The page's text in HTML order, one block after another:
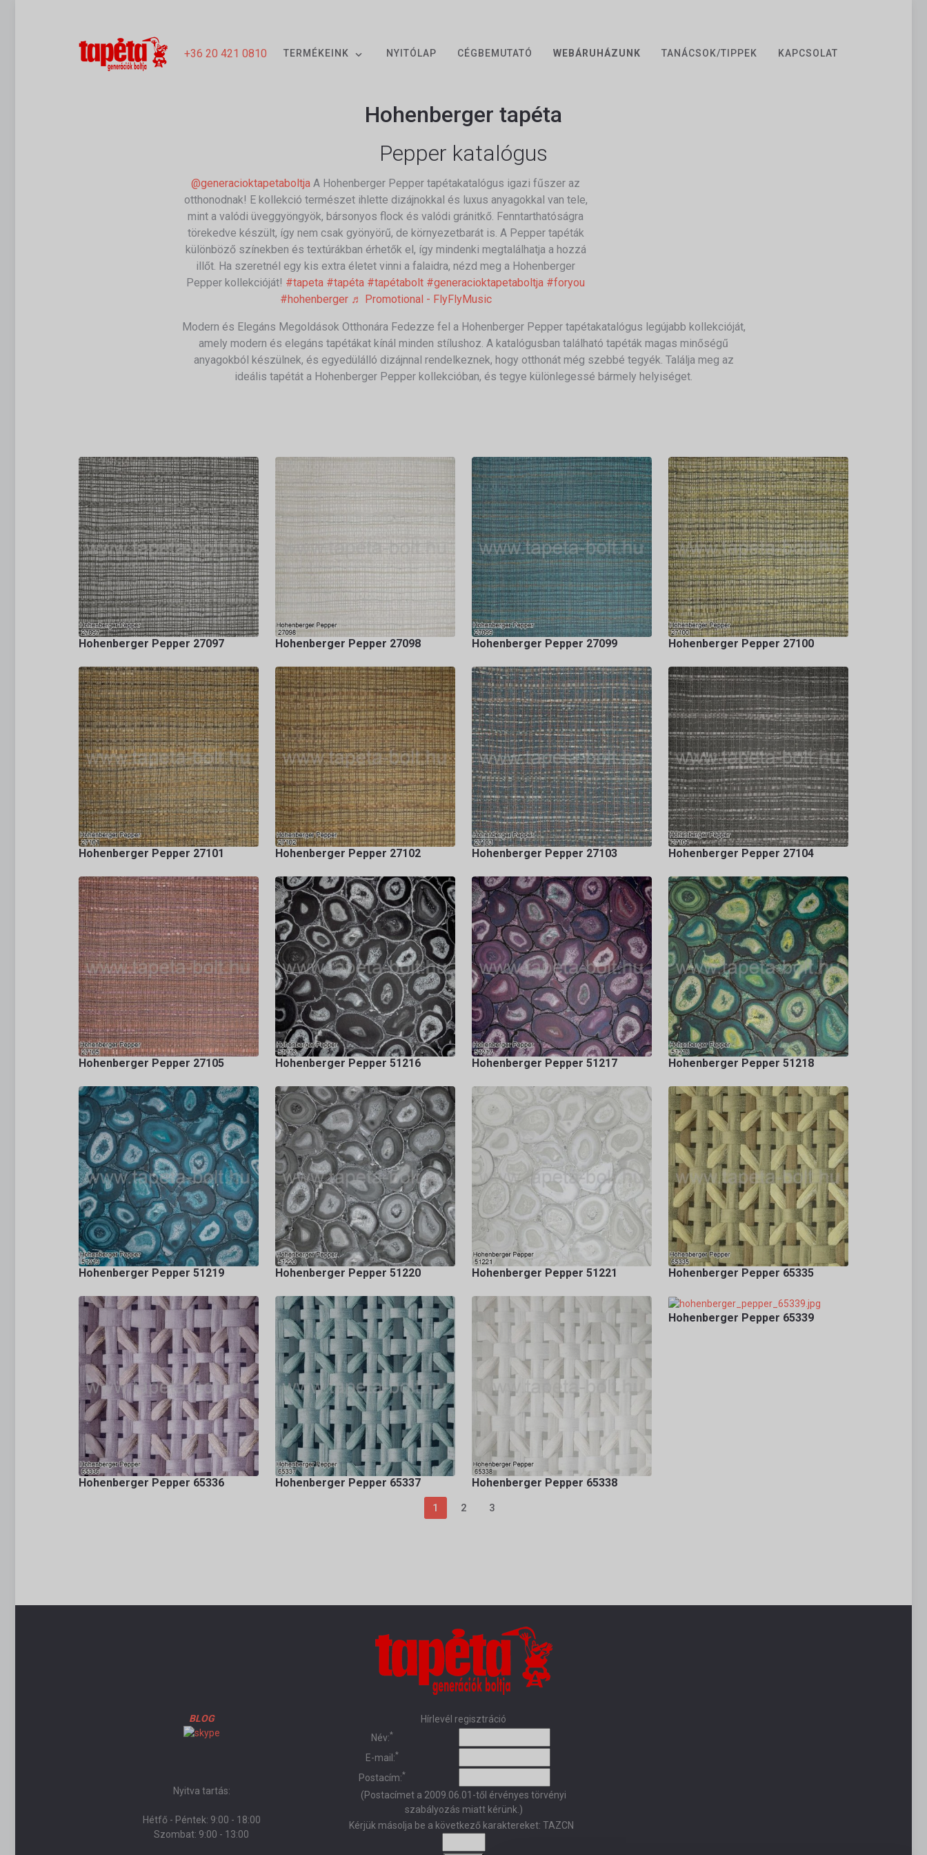
+36 20 421 0810 TERMÉKEINK NYITÓLAP CÉGBEMUTATÓ WEBÁRUHÁZUNK TANÁCSOK/TIPPEK KAPCSOLAT
Hohenberger tapéta
Pepper katalógus
@generacioktapetaboltja A Hohenberger Pepper tapétakatalógus igazi fűszer az
otthonodnak! E kollekció természet ihlette dizájnokkal és luxus anyagokkal van tele,
mint a valódi üveggyöngyök, bársonyos flock és valódi gránitkő. Fenntarthatóságra
törekedve készült, így nem csak gyönyörű, de környezetbarát is. A Pepper tapéták
különböző színekben és textúrákban érhetők el, így mindenki megtalálhatja a hozzá
illőt. Ha szeretnél egy kis extra életet vinni a falaidra, nézd meg a Hohenberger
Pepper kollekcióját! #tapeta #tapéta #tapétabolt #generacioktapetaboltja #foryou
#hohenberger ♬ Promotional - FlyFlyMusic
Modern és Elegáns Megoldások Otthonára Fedezze fel a Hohenberger Pepper tapétakatalógus legújabb kollekcióját,
amely modern és elegáns tapétákat kínál minden stílushoz. A katalógusban található tapéták magas minőségű
anyagokból készülnek, és egyedülálló dizájnnal rendelkeznek, hogy otthonát még szebbé tegyék. Találja meg az
ideális tapétát a Hohenberger Pepper kollekcióban, és tegye különlegessé bármely helyiséget.
Hohenberger Pepper 27097 Hohenberger Pepper 27098 Hohenberger Pepper 27099 Hohenberger Pepper 27100
Hohenberger Pepper 27101 Hohenberger Pepper 27102 Hohenberger Pepper 27103 Hohenberger Pepper 27104
Hohenberger Pepper 27105 Hohenberger Pepper 51216 Hohenberger Pepper 51217 Hohenberger Pepper 51218
Hohenberger Pepper 51219 Hohenberger Pepper 51220 Hohenberger Pepper 51221 Hohenberger Pepper 65335
Hohenberger Pepper 65336 Hohenberger Pepper 65337 Hohenberger Pepper 65338
Hohenberger Pepper 65339
1 2 3
BLOG
Nyitva tartás:
Hétfő - Péntek: 9:00 - 18:00
Szombat: 9:00 - 13:00
Hírlevél regisztráció
Név:*
E-mail:*
Postacím:*
(Postacímet a 2009.06.01-től érvényes törvényi
szabályozás miatt kérünk.)
Kérjük másolja be a következő karaktereket: TAZCN